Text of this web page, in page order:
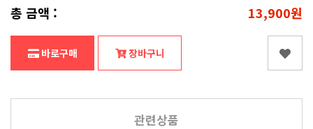
총 금액 : 13,900원
바로구매 장바구니
관련상품